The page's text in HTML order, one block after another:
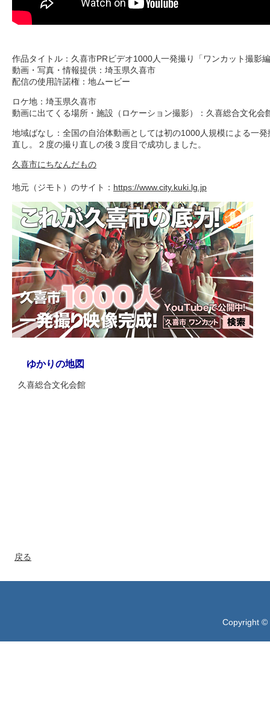
作品タイトル：久喜市PRビデオ1000人一発撮り「ワンカット撮影
動画・写真・情報提供：埼玉県久喜市
配信の使用許諾権：地ムービー
ロケ地：埼玉県久喜市
動画に出てくる場所・施設（ロケーション撮影）：久喜総合文化会
地域ばなし：全国の自治体動画としては初の1000人規模による一
直し。２度の撮り直しの後３度目で成功しました。
久喜市にちなんだもの
地元（ジモト）のサイト： https://www.city.kuki.lg.jp
ゆかりの地図
久喜総合文化会館
戻る
Copyright ©